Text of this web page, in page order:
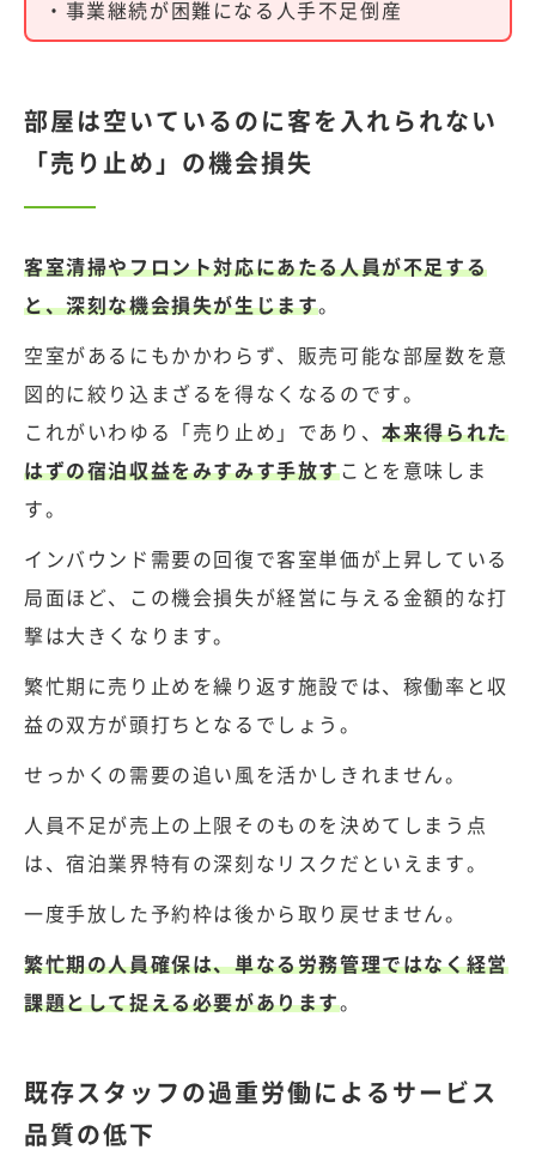
・事業継続が困難になる人手不足倒産
部屋は空いているのに客を入れられない
「売り止め」の機会損失
客室清掃やフロント対応にあたる人員が不足する
と、深刻な機会損失が生じます。
空室があるにもかかわらず、販売可能な部屋数を意
図的に絞り込まざるを得なくなるのです。
これがいわゆる「売り止め」であり、本来得られた
はずの宿泊収益をみすみす手放すことを意味しま
す。
インバウンド需要の回復で客室単価が上昇している
局面ほど、この機会損失が経営に与える金額的な打
撃は大きくなります。
繁忙期に売り止めを繰り返す施設では、稼働率と収
益の双方が頭打ちとなるでしょう。
せっかくの需要の追い風を活かしきれません。
人員不足が売上の上限そのものを決めてしまう点
は、宿泊業界特有の深刻なリスクだといえます。
一度手放した予約枠は後から取り戻せません。
繁忙期の人員確保は、単なる労務管理ではなく経営
課題として捉える必要があります。
既存スタッフの過重労働によるサービス
品質の低下